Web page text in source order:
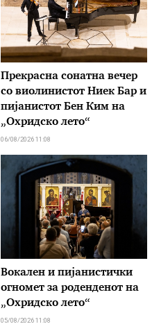
Прекрасна сонатна вечер
со виолинистот Ниек Бар и
пијанистот Бен Ким на
„Охридско лето“
06/08/2026 11:08
Вокален и пијанистички
огномет за роденденот на
„Охридско лето“
05/08/2026 11:08